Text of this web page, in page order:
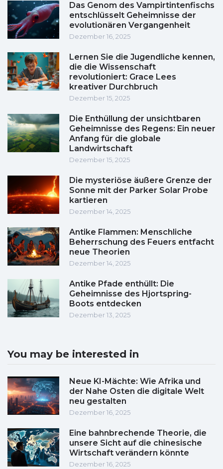
Das Genom des Vampirtintenfischs
entschlüsselt Geheimnisse der
evolutionären Vergangenheit
Dezember 16, 2025
Lernen Sie die Jugendliche kennen,
die die Wissenschaft
revolutioniert: Grace Lees
kreativer Durchbruch
Dezember 15, 2025
Die Enthüllung der unsichtbaren
Geheimnisse des Regens: Ein neuer
Anfang für die globale
Landwirtschaft
Dezember 15, 2025
Die mysteriöse äußere Grenze der
Sonne mit der Parker Solar Probe
kartieren
Dezember 14, 2025
Antike Flammen: Menschliche
Beherrschung des Feuers entfacht
neue Theorien
Dezember 14, 2025
Antike Pfade enthüllt: Die
Geheimnisse des Hjortspring-
Boots entdecken
Dezember 13, 2025
You may be interested in
Neue KI-Mächte: Wie Afrika und
der Nahe Osten die digitale Welt
neu gestalten
Dezember 16, 2025
Eine bahnbrechende Theorie, die
unsere Sicht auf die chinesische
Wirtschaft verändern könnte
Dezember 16, 2025